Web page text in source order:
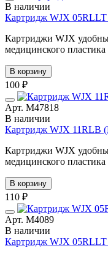
В наличии
Картридж WJX 05RLLT
Картриджи WJX
медицинского
В корзину
100 ₽
Арт. М47818
В наличии
Картридж WJX 11RLB
Картриджи WJX
медицинского
В корзину
110 ₽
Арт. М4089
В наличии
Картридж WJX 05RLLT